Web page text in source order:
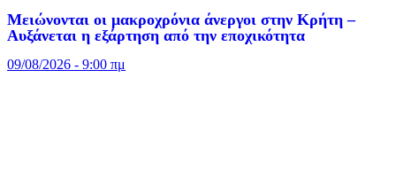
Μειώνονται οι μακροχρόνια άνεργοι στην Κρήτη –
Αυξάνεται η εξάρτηση από την εποχικότητα
09/08/2026 - 9:00 πμ